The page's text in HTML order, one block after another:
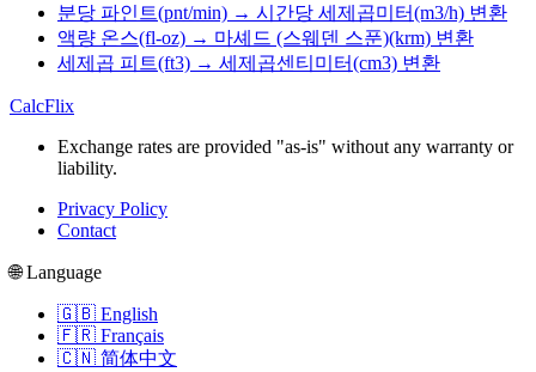
분당 파인트(pnt/min) → 시간당 세제곱미터(m3/h) 변환
액량 온스(fl-oz) → 마셰드 (스웨덴 스푼)(krm) 변환
세제곱 피트(ft3) → 세제곱센티미터(cm3) 변환
CalcFlix
Exchange rates are provided "as-is" without any warranty or
liability.
Privacy Policy
Contact
🌐 Language
🇬🇧 English
🇫🇷 Français
🇨🇳 简体中文